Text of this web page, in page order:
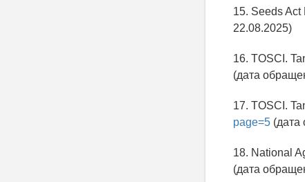
15. Seeds Act
22.08.2025)
16. TOSCI.
(дата
17. TOSCI.
page=5 (дата
18. National
(дата